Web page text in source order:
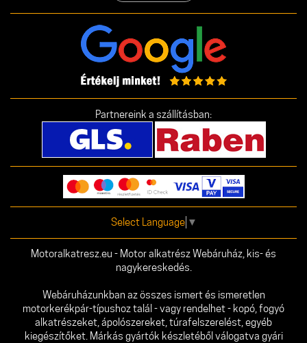
Partnereink a szállításban:
Select Language ▼
Motoralkatresz.eu - Motor alkatrész Webáruház, kis- és
nagykereskedés.
Webáruházunkban az összes ismert és ismeretlen
motorkerékpár-típushoz talál - vagy rendelhet - kopó, fogyó
alkatrészeket, ápolószereket, túrafelszerelést, egyéb
kiegészítőket. Márkás gyártók készletéből válogatva gyári